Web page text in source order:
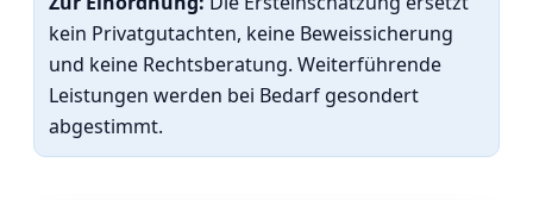
kein Privatgutachten, keine Beweissicherung
und keine Rechtsberatung. Weiterführende
Leistungen werden bei Bedarf gesondert
abgestimmt.